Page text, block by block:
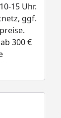
15 Uhr.
ggf.
300 €